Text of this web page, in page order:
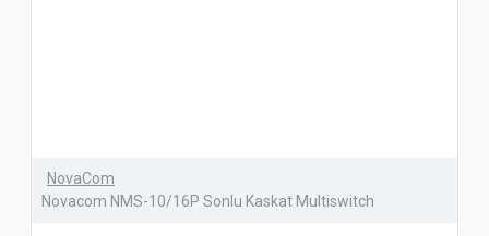
NovaCom
Novacom NMS-10/16P Sonlu Kaskat Multiswitch